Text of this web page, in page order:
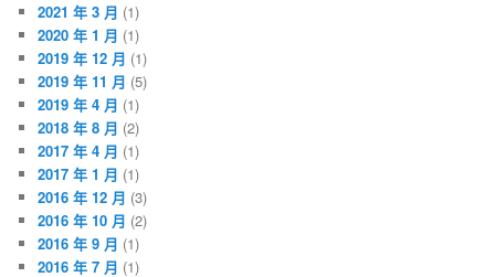
2021 年 3 月 (1)
2020 年 1 月 (1)
2019 年 12 月 (1)
2019 年 11 月 (5)
2019 年 4 月 (1)
2018 年 8 月 (2)
2017 年 4 月 (1)
2017 年 1 月 (1)
2016 年 12 月 (3)
2016 年 10 月 (2)
2016 年 9 月 (1)
2016 年 7 月 (1)